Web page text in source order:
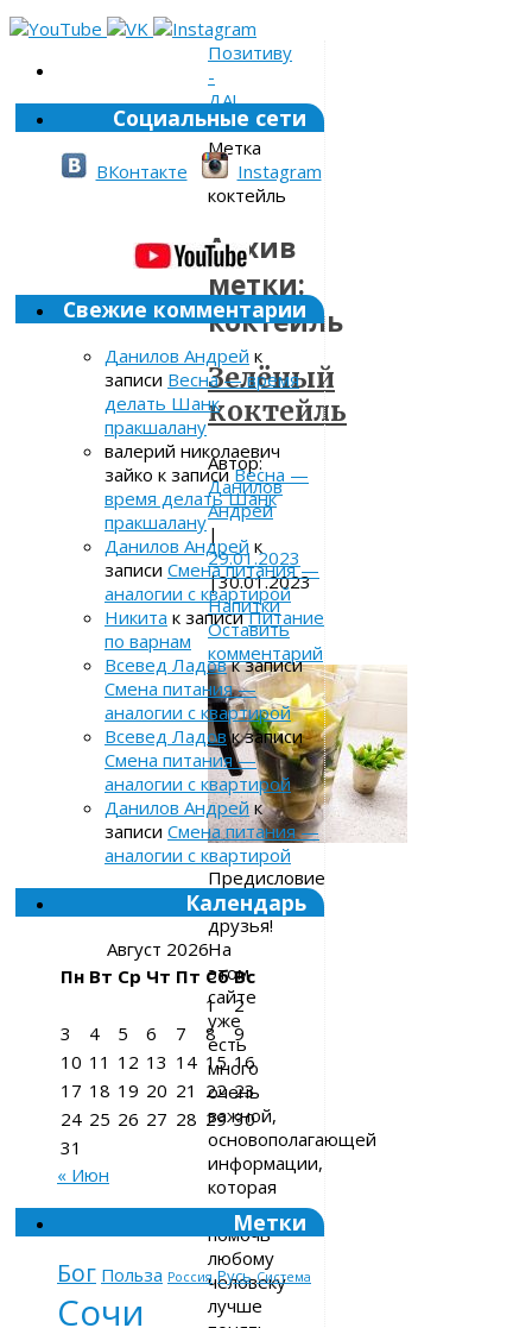
Позитиву
-
ДА!
»
Метка
»
коктейль
Архив
метки:
коктейль
Зелёный
коктейль
Автор:
Данилов
Андрей
|
29.01.2023
|30.01.2023
Напитки
Оставить
комментарий
Предисловие
Привет,
друзья!
На
этом
сайте
уже
есть
много
очень
важной,
основополагающей
информации,
которая
может
помочь
любому
человеку
лучше
Социальные сети
ВКонтакте Instagram
Свежие комментарии
Данилов Андрей к
записи Весна — время
делать Шанк
пракшалану
валерий николаевич
зайко к записиВесна —
время делать Шанк
пракшалану
Данилов Андрей к
записи Смена питания —
аналогии с квартирой
Никита к записиПитание
по варнам
Всевед Ладовк записи
Смена питания —
аналогии с квартирой
Всевед Ладовк записи
Смена питания —
аналогии с квартирой
Данилов Андрейк
записи Смена питания —
аналогии с квартирой
Календарь
Август 2026
Пн Вт Ср Чт Пт Сб Вс
1
2
3
4 5 6 7 8
9
10 11 12 13 14 15 16
17 18 19 20 21 22 23
24 25 26 27 28 29 30
31
« Июн
Метки
Бог Польза Россия Русь Система
Сочи